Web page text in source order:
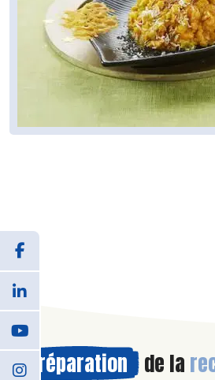
Préparation de la